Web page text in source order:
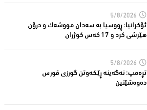
5/8/2026
ئۆكرانیا: ڕووسیا به‌ سه‌دان مووشه‌ك و درۆن
هێرشی كرد و 17 كه‌س كوژران
5/8/2026
تڕه‌مپ: نه‌گه‌ینه‌ ڕێكه‌وتن گورزی قورس
ده‌وه‌شێنین